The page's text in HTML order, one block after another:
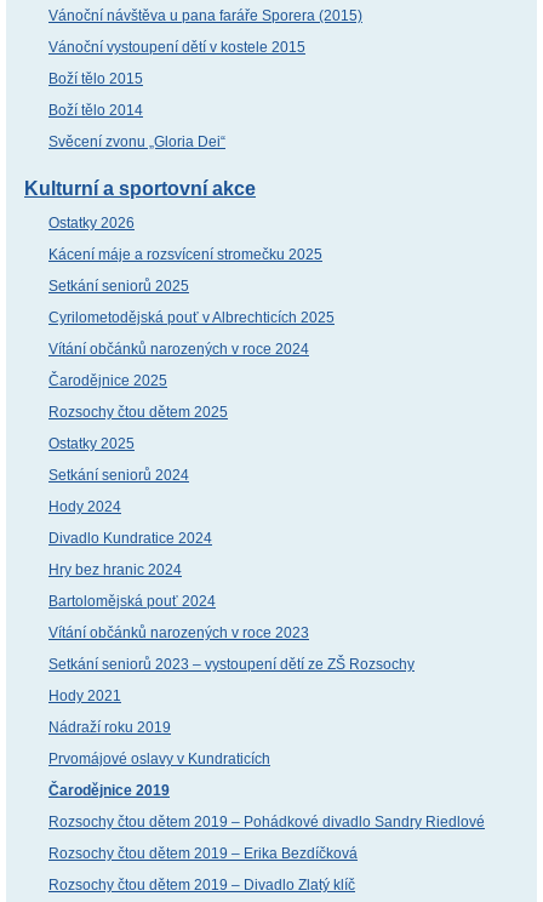
Vánoční návštěva u pana faráře Sporera (2015)
Vánoční vystoupení dětí v kostele 2015
Boží tělo 2015
Boží tělo 2014
Svěcení zvonu „Gloria Dei“
Kulturní a sportovní akce
Ostatky 2026
Kácení máje a rozsvícení stromečku 2025
Setkání seniorů 2025
Cyrilometodějská pouť v Albrechticích 2025
Vítání občánků narozených v roce 2024
Čarodějnice 2025
Rozsochy čtou dětem 2025
Ostatky 2025
Setkání seniorů 2024
Hody 2024
Divadlo Kundratice 2024
Hry bez hranic 2024
Bartolomějská pouť 2024
Vítání občánků narozených v roce 2023
Setkání seniorů 2023 – vystoupení dětí ze ZŠ Rozsochy
Hody 2021
Nádraží roku 2019
Prvomájové oslavy v Kundraticích
Čarodějnice 2019
Rozsochy čtou dětem 2019 – Pohádkové divadlo Sandry Riedlové
Rozsochy čtou dětem 2019 – Erika Bezdíčková
Rozsochy čtou dětem 2019 – Divadlo Zlatý klíč